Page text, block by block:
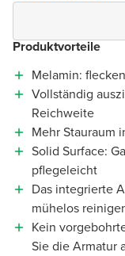
Produktvorteile
Melamin:
Vollständig
Reichweite
Mehr Stauraum
Solid Surface:
pflegeleicht
Das integrierte
mühelos
Kein
Sie die Armatur